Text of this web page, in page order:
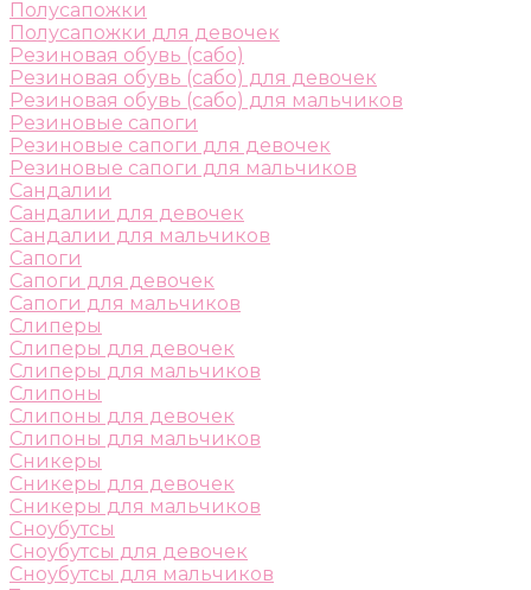
Полусапожки
Полусапожки для девочек
Резиновая обувь (сабо)
Резиновая обувь (сабо) для девочек
Резиновая обувь (сабо) для мальчиков
Резиновые сапоги
Резиновые сапоги для девочек
Резиновые сапоги для мальчиков
Сандалии
Сандалии для девочек
Сандалии для мальчиков
Сапоги
Сапоги для девочек
Сапоги для мальчиков
Слиперы
Слиперы для девочек
Слиперы для мальчиков
Слипоны
Слипоны для девочек
Слипоны для мальчиков
Сникеры
Сникеры для девочек
Сникеры для мальчиков
Сноубутсы
Сноубутсы для девочек
Сноубутсы для мальчиков